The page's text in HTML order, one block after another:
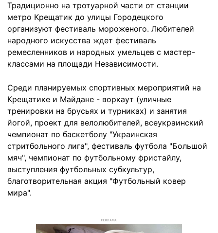
Традиционно на тротуарной части от станции
метро Крещатик до улицы Городецкого
организуют фестиваль мороженого. Любителей
народного искусства ждет фестиваль
ремесленников и народных умельцев с мастер-
классами на площади Независимости.
Среди планируемых спортивных мероприятий на
Крещатике и Майдане - воркаут (уличные
тренировки на брусьях и турниках) и занятия
йогой, проект для велолюбителей, всеукраинский
чемпионат по баскетболу "Украинская
стритбольного лига", фестиваль футбола "Большой
мяч", чемпионат по футбольному фристайлу,
выступления футбольных субкультур,
благотворительная акция "Футбольный ковер
мира".
РЕКЛАМА